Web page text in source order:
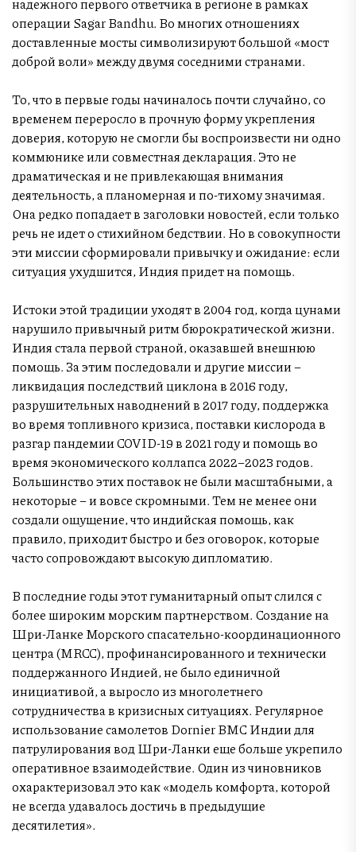
операции Sagar Bandhu. Во многих отношениях
доставленные мосты символизируют большой «мост
доброй воли» между двумя соседними странами.
То, что в первые годы начиналось почти случайно, со
временем переросло в прочную форму укрепления
доверия, которую не смогли бы воспроизвести ни одно
коммюнике или совместная декларация. Это не
драматическая и не привлекающая внимания
деятельность, а планомерная и по-тихому значимая.
Она редко попадает в заголовки новостей, если только
речь не идет о стихийном бедствии. Но в совокупности
эти миссии сформировали привычку и ожидание: если
ситуация ухудшится, Индия придет на помощь.
Истоки этой традиции уходят в 2004 год, когда цунами
нарушило привычный ритм бюрократической жизни.
Индия стала первой страной, оказавшей внешнюю
помощь. За этим последовали и другие миссии –
ликвидация последствий циклона в 2016 году,
разрушительных наводнений в 2017 году, поддержка
во время топливного кризиса, поставки кислорода в
разгар пандемии COVID-19 в 2021 году и помощь во
время экономического коллапса 2022–2023 годов.
Большинство этих поставок не были масштабными, а
некоторые – и вовсе скромными. Тем не менее они
создали ощущение, что индийская помощь, как
правило, приходит быстро и без оговорок, которые
часто сопровождают высокую дипломатию.
В последние годы этот гуманитарный опыт слился с
более широким морским партнерством. Создание на
Шри-Ланке Морского спасательно-координационного
центра (MRCC), профинансированного и технически
поддержанного Индией, не было единичной
инициативой, а выросло из многолетнего
сотрудничества в кризисных ситуациях. Регулярное
использование самолетов Dornier ВМС Индии для
патрулирования вод Шри-Ланки еще больше укрепило
оперативное взаимодействие. Один из чиновников
охарактеризовал это как «модель комфорта, которой
не всегда удавалось достичь в предыдущие
десятилетия».